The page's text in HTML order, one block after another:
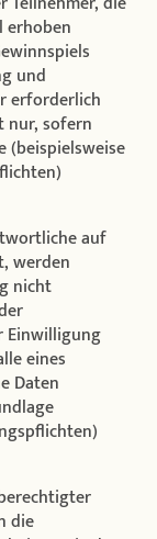
erhoben
und
erforderlich
nur, sofern
(beispielsweise
auf
werden
nicht
Einwilligung
eines
Daten
die